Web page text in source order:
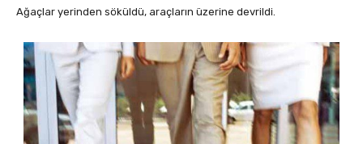
Ağaçlar yerinden söküldü, araçların üzerine devrildi.